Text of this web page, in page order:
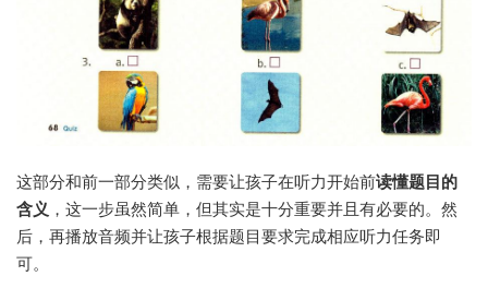
这部分和前一部分类似，需要让孩子在听力开始前读懂题目的
含义 ，这一步虽然简单，但其实是十分重要并且有必要的。然
后，再播放音频并让孩子根据题目要求完成相应听力任务即
可。